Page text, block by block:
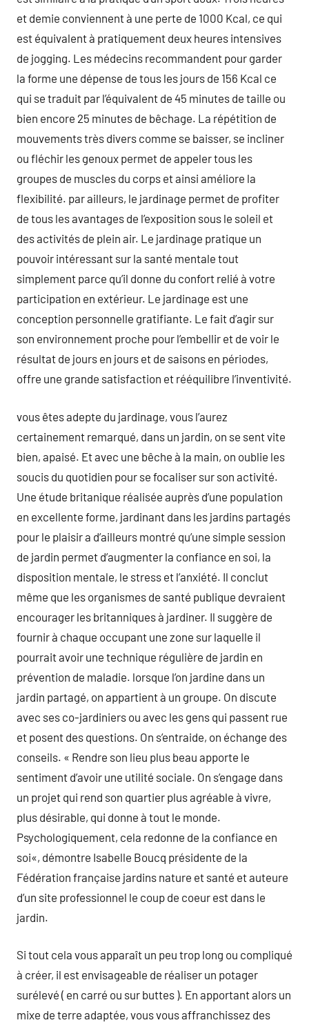
et demie conviennent à une perte de 1000 Kcal, ce qui
est équivalent à pratiquement deux heures intensives
de jogging. Les médecins recommandent pour garder
la forme une dépense de tous les jours de 156 Kcal ce
qui se traduit par l’équivalent de 45 minutes de taille ou
bien encore 25 minutes de bêchage. La répétition de
mouvements très divers comme se baisser, se incliner
ou fléchir les genoux permet de appeler tous les
groupes de muscles du corps et ainsi améliore la
flexibilité. par ailleurs, le jardinage permet de profiter
de tous les avantages de l’exposition sous le soleil et
des activités de plein air. Le jardinage pratique un
pouvoir intéressant sur la santé mentale tout
simplement parce qu’il donne du confort relié à votre
participation en extérieur. Le jardinage est une
conception personnelle gratifiante. Le fait d’agir sur
son environnement proche pour l’embellir et de voir le
résultat de jours en jours et de saisons en périodes,
offre une grande satisfaction et rééquilibre l’inventivité.
vous êtes adepte du jardinage, vous l’aurez
certainement remarqué, dans un jardin, on se sent vite
bien, apaisé. Et avec une bêche à la main, on oublie les
soucis du quotidien pour se focaliser sur son activité.
Une étude britanique réalisée auprès d’une population
en excellente forme, jardinant dans les jardins partagés
pour le plaisir a d’ailleurs montré qu’une simple session
de jardin permet d’augmenter la confiance en soi, la
disposition mentale, le stress et l’anxiété. Il conclut
même que les organismes de santé publique devraient
encourager les britanniques à jardiner. Il suggère de
fournir à chaque occupant une zone sur laquelle il
pourrait avoir une technique régulière de jardin en
prévention de maladie. lorsque l’on jardine dans un
jardin partagé, on appartient à un groupe. On discute
avec ses co-jardiniers ou avec les gens qui passent rue
et posent des questions. On s’entraide, on échange des
conseils. « Rendre son lieu plus beau apporte le
sentiment d’avoir une utilité sociale. On s’engage dans
un projet qui rend son quartier plus agréable à vivre,
plus désirable, qui donne à tout le monde.
Psychologiquement, cela redonne de la confiance en
soi«, démontre Isabelle Boucq présidente de la
Fédération française jardins nature et santé et auteure
d’un site professionnel le coup de coeur est dans le
jardin.
Si tout cela vous apparaît un peu trop long ou compliqué
à créer, il est envisageable de réaliser un potager
surélevé ( en carré ou sur buttes ). En apportant alors un
mixe de terre adaptée, vous vous affranchissez des